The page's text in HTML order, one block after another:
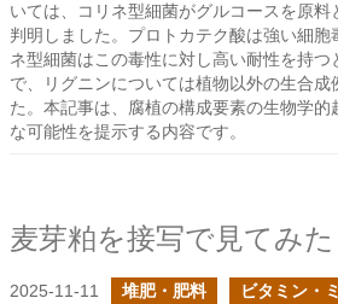
いては、コリネ型細菌がグルコースを原
判明しました。プロトカテク酸は強い細胞
ネ型細菌はこの毒性に対し高い耐性を持
で、リグニンについては植物以外の生合成
た。本記事は、腐植の構成要素の生物学的
な可能性を提示する内容です。
麦芽粕を接写で見てみた
2025-11-11 堆肥・肥料 ビタミン・